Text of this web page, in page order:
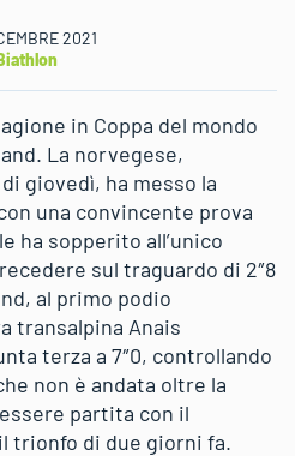
2021
in Coppa del mondo
La norvegese,
giovedì, ha messo la
una convincente prova
ha sopperito all’unico
sul traguardo di 2″8
al primo podio
transalpina Anais
terza a 7″0, controllando
non è andata oltre la
partita con il
trionfo di due giorni fa.